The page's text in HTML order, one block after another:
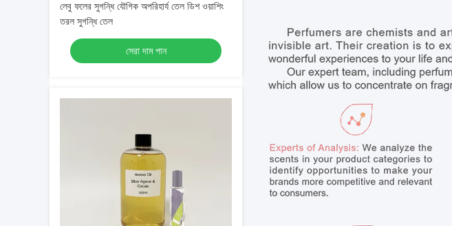
লেবু ফলের সুগন্ধি যৌগিক অপরিহার্য তেল ডিশ ওয়াশিং
তরল সুগন্ধি তেল
সেরা দাম পান